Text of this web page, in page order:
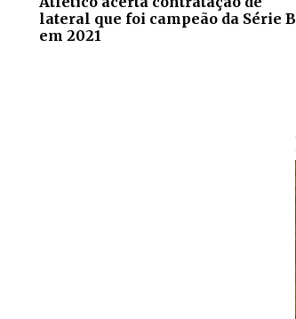
lateral que foi campeão da Série B
em 2021